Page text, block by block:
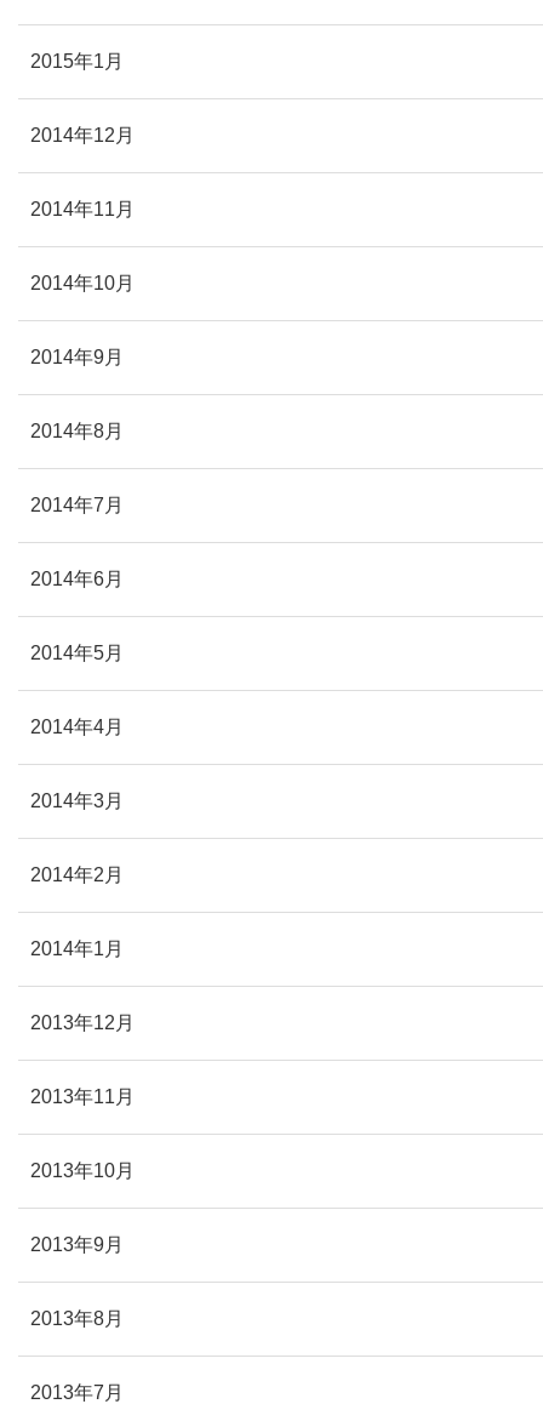
2015年1月
2014年12月
2014年11月
2014年10月
2014年9月
2014年8月
2014年7月
2014年6月
2014年5月
2014年4月
2014年3月
2014年2月
2014年1月
2013年12月
2013年11月
2013年10月
2013年9月
2013年8月
2013年7月